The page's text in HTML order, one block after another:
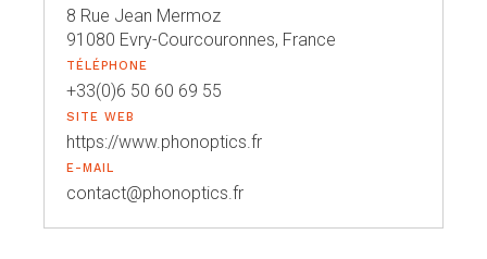
8 Rue Jean Mermoz
91080 Evry-Courcouronnes, France
TÉLÉPHONE
+33(0)6 50 60 69 55
SITE WEB
https://www.phonoptics.fr
E-MAIL
contact@phonoptics.fr